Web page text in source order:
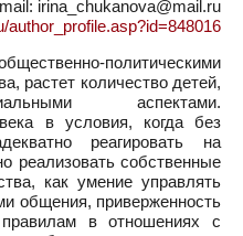
irina_chukanova@mail.ru
author_profile.asp?id=848016
политическими
растет количество детей,
аспектами.
в условия, когда без
реагировать на
реализовать собственные
как умение управлять
общения, приверженность
в отношениях с